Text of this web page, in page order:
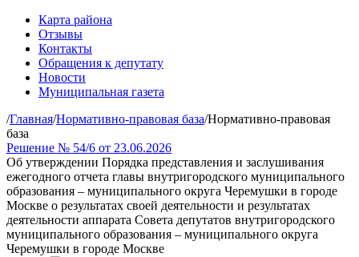
Карта района
Отзывы
Контакты
Обращения к депутату
Новости
Муниципальная газета
/Главная/Нормативно-правовая база/Нормативно-правовая
база
Решение № 54/6 от 23.06.2026
Об утверждении Порядка представления и заслушивания
ежегодного отчета главы внутригородского муниципального
образования – муниципального округа Черемушки в городе
Москве о результатах своей деятельности и результатах
деятельности аппарата Совета депутатов внутригородского
муниципального образования – муниципального округа
Черемушки в городе Москве